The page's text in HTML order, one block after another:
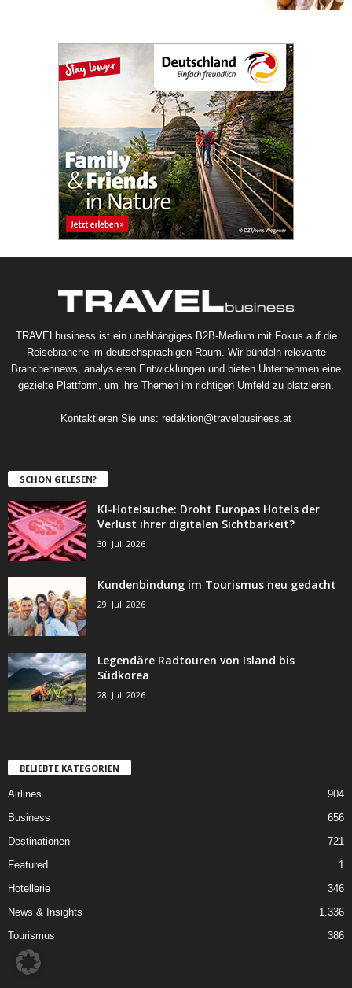
TRAVELbusiness ist ein unabhängiges B2B-Medium mit Fokus auf die
Reisebranche im deutschsprachigen Raum. Wir bündeln relevante
Branchennews, analysieren Entwicklungen und bieten Unternehmen eine
gezielte Plattform, um ihre Themen im richtigen Umfeld zu platzieren.
Kontaktieren Sie uns: redaktion@travelbusiness.at
SCHON GELESEN?
KI-Hotelsuche: Droht Europas Hotels der
Verlust ihrer digitalen Sichtbarkeit?
30. Juli 2026
Kundenbindung im Tourismus neu gedacht
29. Juli 2026
Legendäre Radtouren von Island bis
Südkorea
28. Juli 2026
BELIEBTE KATEGORIEN
Airlines
904
Business
656
Destinationen
721
Featured
1
Hotellerie
346
News & Insights
1.336
Tourismus
386